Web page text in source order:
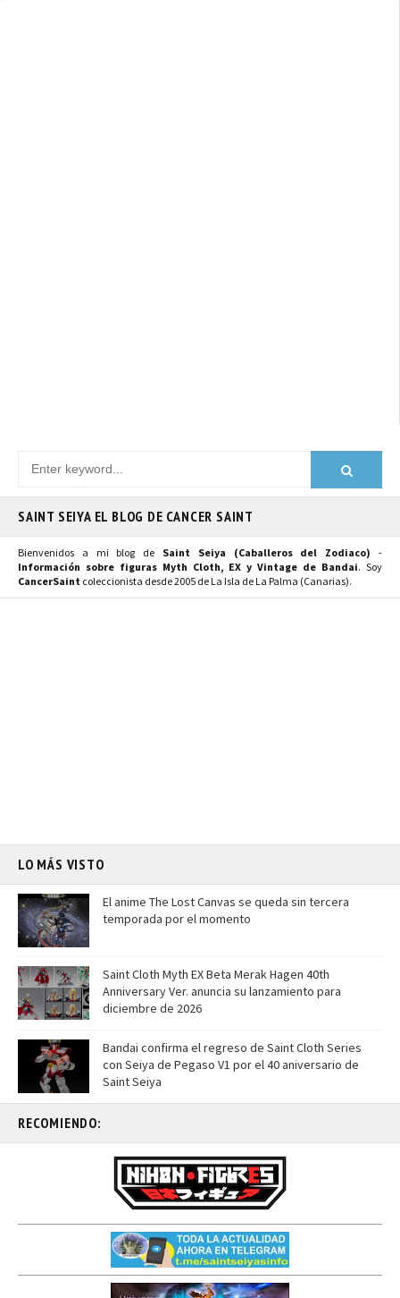
SAINT SEIYA EL BLOG DE CANCER SAINT
Bienvenidos a mi blog de Saint Seiya (Caballeros del Zodiaco) -
Información sobre figuras Myth Cloth, EX y Vintage de Bandai. Soy
CancerSaint coleccionista desde 2005 de La Isla de La Palma (Canarias).
LO MÁS VISTO
El anime The Lost Canvas se queda sin tercera
temporada por el momento
Saint Cloth Myth EX Beta Merak Hagen 40th
Anniversary Ver. anuncia su lanzamiento para
diciembre de 2026
Bandai confirma el regreso de Saint Cloth Series
con Seiya de Pegaso V1 por el 40 aniversario de
Saint Seiya
RECOMIENDO: